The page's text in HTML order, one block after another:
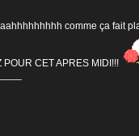
comme ça fait
POUR CET APRES MIDI!!!